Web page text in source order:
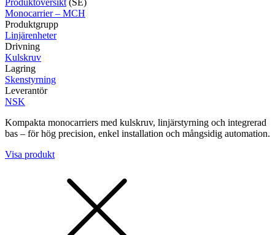
Mätning
MätskalorRäknare / Displayer
Givare
Maskinsäkerhet
Ljusridåer
Varningsljud
Varningsljus
ESD / Antistatutrustning
Produktöversikt (SE)
Monocarrier – MCH
Produktgrupp
Linjärenheter
Drivning
Kulskruv
Lagring
Skenstyrning
Leverantör
NSK
Kompakta monocarriers med kulskruv, linjärstyrning och integrerad
bas – för hög precision, enkel installation och mångsidig automation.
Visa produkt